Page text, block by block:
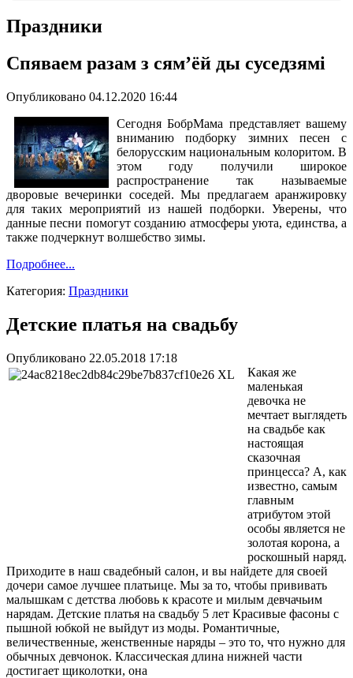
Праздники
Спяваем разам з сям’ёй ды суседзямi
Опубликовано 04.12.2020 16:44
Сегодня БобрМама представляет вашему
вниманию подборку зимних песен с
белорусским национальным колоритом. В
этом году получили широкое
распространение так называемые
дворовые вечеринки соседей. Мы предлагаем аранжировку
для таких мероприятий из нашей подборки. Уверены, что
данные песни помогут созданию атмосферы уюта, единства, а
также подчеркнут волшебство зимы.
Подробнее...
Категория: Праздники
Детские платья на свадьбу
Опубликовано 22.05.2018 17:18
Какая же
маленькая
девочка не
мечтает выглядеть
на свадьбе как
настоящая
сказочная
принцесса? А, как
известно, самым
главным
атрибутом этой
особы является не
золотая корона, а
роскошный наряд.
Приходите в наш свадебный салон, и вы найдете для своей
дочери самое лучшее платьице. Мы за то, чтобы прививать
малышкам с детства любовь к красоте и милым девчачьим
нарядам. Детские платья на свадьбу 5 лет Красивые фасоны с
пышной юбкой не выйдут из моды. Романтичные,
величественные, женственные наряды – это то, что нужно для
обычных девчонок. Классическая длина нижней части
достигает щиколотки, она